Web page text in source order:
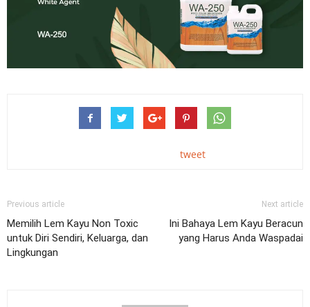
tweet
Previous article
Memilih Lem Kayu Non Toxic
untuk Diri Sendiri, Keluarga, dan
Lingkungan
Next article
Ini Bahaya Lem Kayu Beracun
yang Harus Anda Waspadai